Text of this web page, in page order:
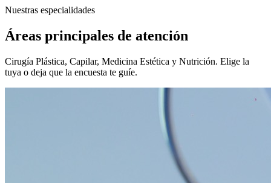
Nuestras especialidades
Áreas principales de atención
Cirugía Plástica, Capilar, Medicina Estética y Nutrición. Elige la
tuya o deja que la encuesta te guíe.